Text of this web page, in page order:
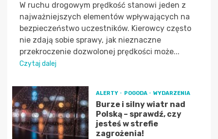
W ruchu drogowym prędkość stanowi jeden z
najważniejszych elementów wpływających na
bezpieczeństwo uczestników. Kierowcy często
nie zdają sobie sprawy, jak nieznaczne
przekroczenie dozwolonej prędkości może...
Czytaj dalej
ALERTY POGODA WYDARZENIA
Burze i silny wiatr nad
Polską – sprawdź, czy
jesteś w strefie
zagrożenia!